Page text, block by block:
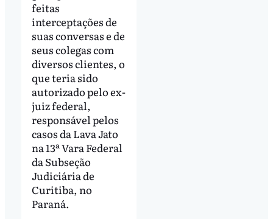
feitas
interceptações de
suas conversas e de
seus colegas com
diversos clientes, o
que teria sido
autorizado pelo ex-
juiz federal,
responsável pelos
casos da Lava Jato
na 13ª Vara Federal
da Subseção
Judiciária de
Curitiba, no
Paraná.